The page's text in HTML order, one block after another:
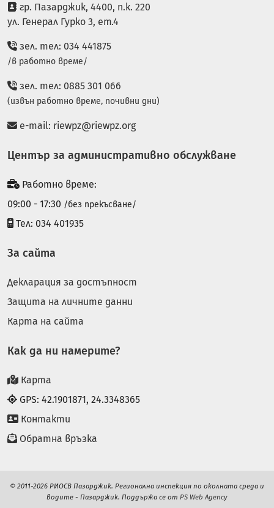
гр. Пазарджик, 4400, п.к. 220
ул. Генерал Гурко 3, ет.4
зел. тел: 034 441875
/в работно време/
зел. тел: 0885 301 066
(извън работно време, почивни дни)
e-mail: riewpz@riewpz.org
Център за административно обслужване
Работно време:
09:00 - 17:30 /без прекъсване/
Тел: 034 401935
За сайта
Декларация за достъпност
Защита на личните данни
Карта на сайта
Как да ни намерите?
Карта
GPS: 42.1901871, 24.3348365
Контакти
Обратна връзка
© 2011-2026 РИОСВ Пазарджик. Регионална инспекция по околната среда и
водите - Пазарджик. Поддържа се от PS Web Agency